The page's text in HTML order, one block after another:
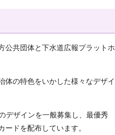
公共団体と下水道広報プラットホ
体の特色をいかした様々なデザイ
デザインを一般募集し、最優秀
ドを配布しています。